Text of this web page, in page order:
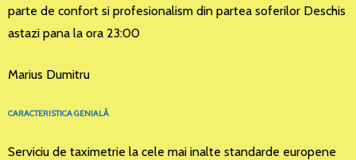
parte de confort si profesionalism din partea soferilor Deschis
astazi pana la ora 23:00
Marius Dumitru
CARACTERISTICA GENIALĂ
Serviciu de taximetrie la cele mai inalte standarde europene